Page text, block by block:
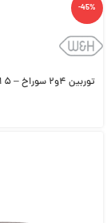
-45%
توربین ۴و۲ سوراخ – ۵ ال ای دی (دبلیو اند اچ-سینوا )Synea W&H